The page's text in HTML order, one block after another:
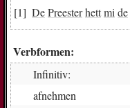
DePreesterhettmi de
Verbformen:
Infinitiv:
af­neh­men